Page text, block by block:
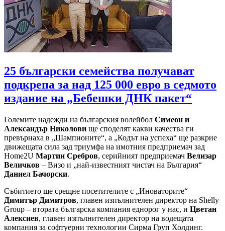
25 български семейства получават
подкрепа за над 125 000 евро в седмото
издание на „Бебешки ДНК пакет“
Големите надежди на българския волейбол Симеон и
Александър Николови ще споделят какви качества ги
превърнаха в „Шампионите“, а „Кодът на успеха“ ще разкрие
движещата сила зад триумфа на имотния предприемач зад
Home2U Мартин Сребров, серийният предприемач Велизар
Величков – Визо и „най-известният чистач на България“
Даниел Бачорски.
Събитието ще срещне посетителите с „Иноваторите“
Димитър Димитров, главен изпълнителен директор на Shelly
Group – втората българска компания еднорог у нас, и Цветан
Алексиев, главен изпълнителен директор на водещата
компания за софтуерни технологии Сирма Груп Холдинг.